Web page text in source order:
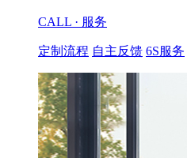
CALL · 服务
定制流程 自主反馈 6S服务